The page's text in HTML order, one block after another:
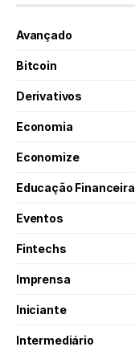
Avançado
Bitcoin
Derivativos
Economia
Economize
Educação Financeira
Eventos
Fintechs
Imprensa
Iniciante
Intermediário